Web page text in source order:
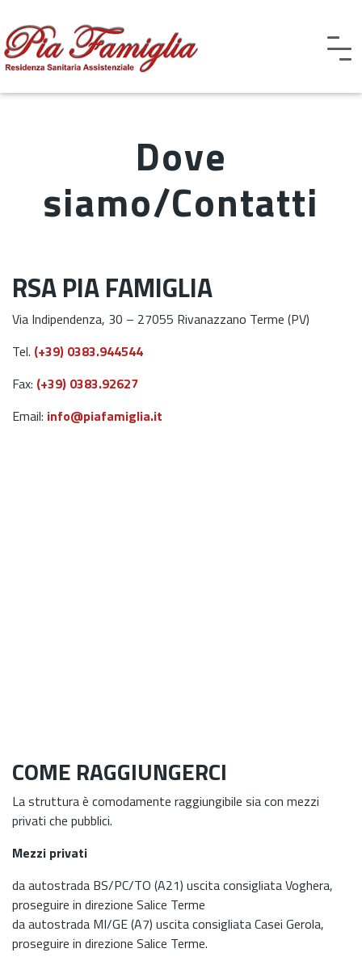
Dove
siamo/Contatti
RSA PIA FAMIGLIA
Via Indipendenza, 30 – 27055 Rivanazzano Terme (PV)
Tel. (+39) 0383.944544
Fax: (+39) 0383.92627
Email: info@piafamiglia.it
COME RAGGIUNGERCI
La struttura è comodamente raggiungibile sia con mezzi
privati che pubblici.
Mezzi privati
da autostrada BS/PC/TO (A21) uscita consigliata Voghera,
proseguire in direzione Salice Terme
da autostrada MI/GE (A7) uscita consigliata Casei Gerola,
proseguire in direzione Salice Terme.